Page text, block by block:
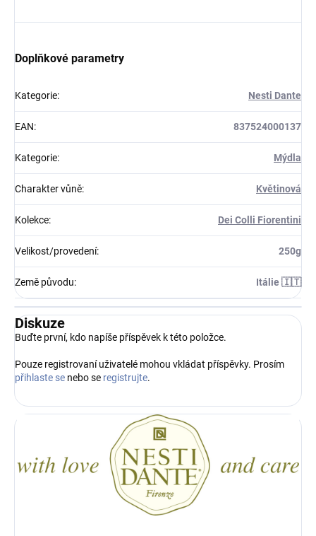
Doplňkové parametry
Kategorie: Nesti Dante
EAN: 837524000137
Kategorie: Mýdla
Charakter vůně: Květinová
Kolekce: Dei Colli Fiorentini
Velikost/provedení: 250g
Země původu: Itálie 🇮🇹
Diskuze
Buďte první, kdo napíše příspěvek k této položce.
Pouze registrovaní uživatelé mohou vkládat příspěvky. Prosím
přihlaste se nebo se registrujte.